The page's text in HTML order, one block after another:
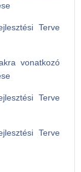
Terve
vonatkozó
Terve
Terve